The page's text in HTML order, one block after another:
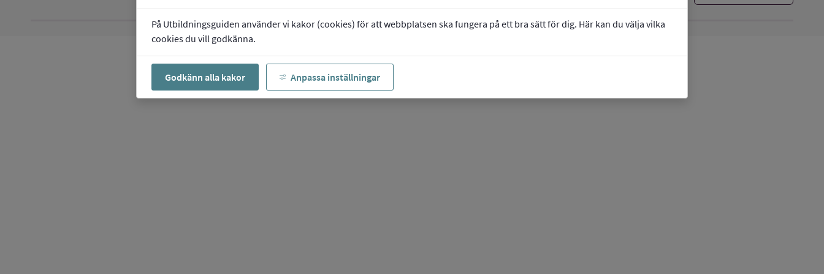
På Utbildningsguiden använder vi kakor (cookies) för att webbplatsen ska fungera på ett bra sätt för dig. Här kan du välja vilka
cookies du vill godkänna.
Godkänn alla kakor Anpassa inställningar